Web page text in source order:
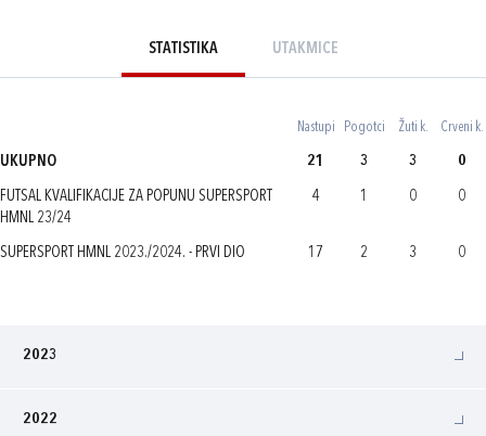
STATISTIKA UTAKMICE
Nastupi Pogotci Žuti k. Crveni k.
UKUPNO 21 3 3 0
FUTSAL KVALIFIKACIJE ZA POPUNU SUPERSPORT
HMNL 23/24
4 1 0 0
SUPERSPORT HMNL 2023./2024. - PRVI DIO 17 2 3 0
2023
2022